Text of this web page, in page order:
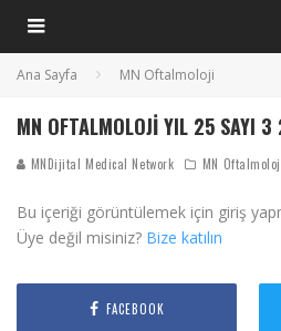
Ana Sayfa MN Oftalmoloji
MN OFTALMOLOJI YIL 25 SAYI
MNDijital Medical Network MN
Bu içeriği görüntülemek için giriş
Üye değil misiniz? Bize katılın
FACEBOOK